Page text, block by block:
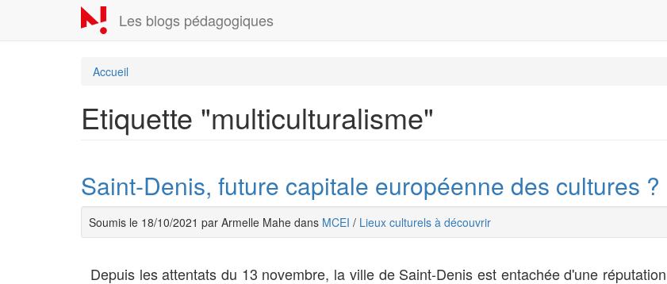
contenu
Les blogs pédagogiques
Accueil
Etiquette "multiculturalisme"
Saint-Denis, future capitale européenne des cultures ?
Soumis le 18/10/2021 par Armelle Mahe dans MCEI / Lieux culturels à découvrir
Depuis les attentats du 13 novembre, la ville de Saint-Denis est entachée d'une réputation